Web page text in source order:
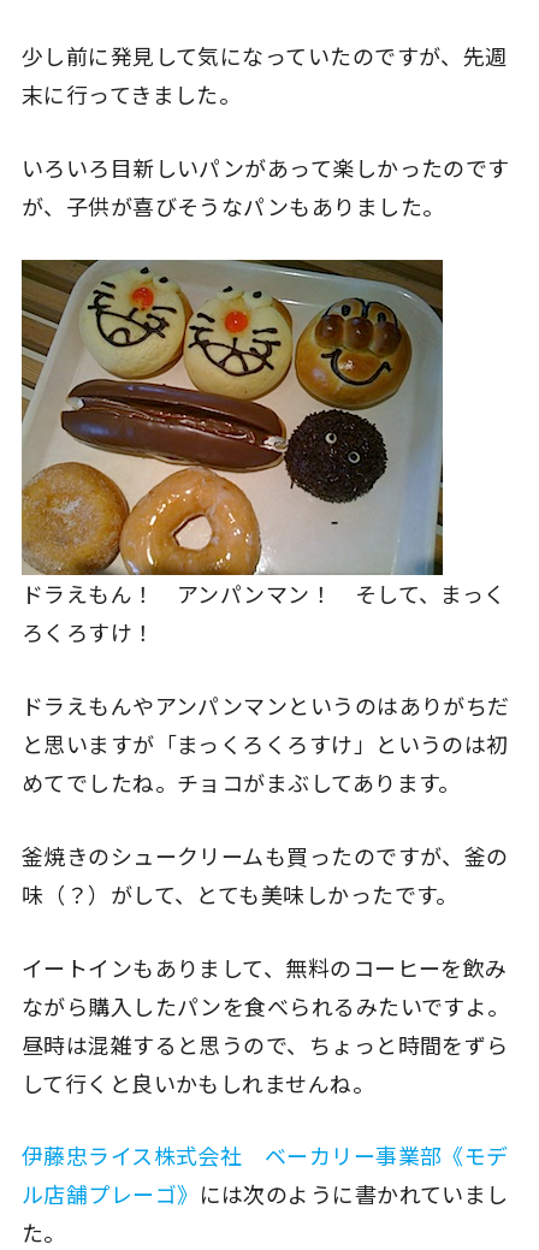
少し前に発見して気になっていたのですが、先週
末に行ってきました。
いろいろ目新しいパンがあって楽しかったのです
が、子供が喜びそうなパンもありました。
ドラえもん！ アンパンマン！ そして、まっく
ろくろすけ！
ドラえもんやアンパンマンというのはありがちだ
と思いますが「まっくろくろすけ」というのは初
めてでしたね。チョコがまぶしてあります。
釜焼きのシュークリームも買ったのですが、釜の
味（？）がして、とても美味しかったです。
イートインもありまして、無料のコーヒーを飲み
ながら購入したパンを食べられるみたいですよ。
昼時は混雑すると思うので、ちょっと時間をずら
して行くと良いかもしれませんね。
伊藤忠ライス株式会社 ベーカリー事業部《モデ
ル店舗プレーゴ》 には次のように書かれていまし
た。